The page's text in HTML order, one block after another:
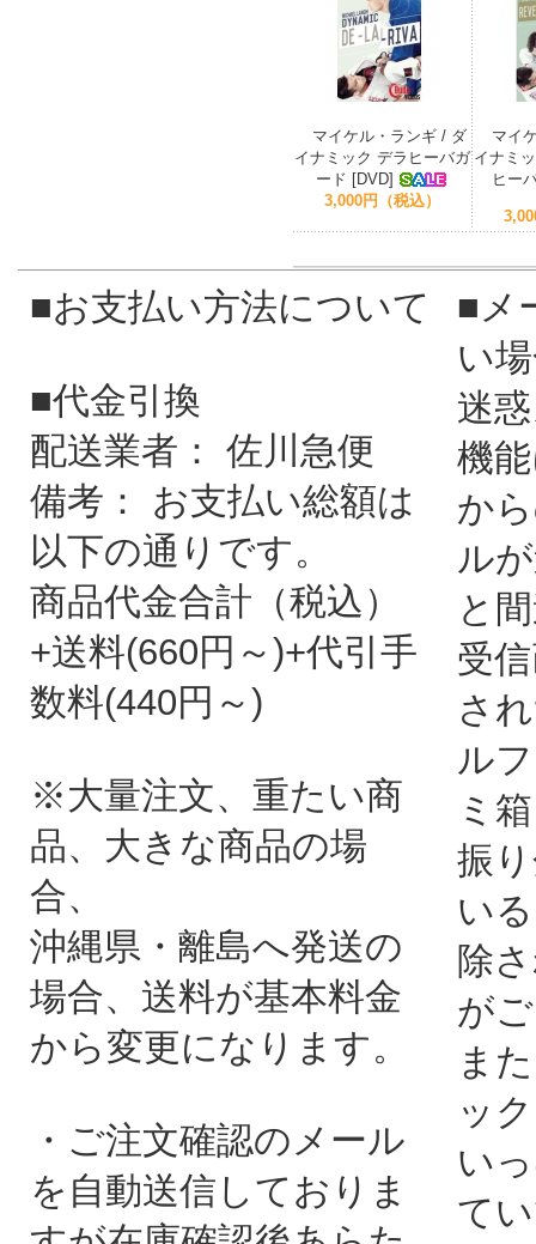
マイケル・ランギ / ダ
イナミック デラヒーバガ
ード [DVD]
3,000円（税込）
マイ
イナミ
ヒー
■お支払い方法について
■代金引換
配送業者： 佐川急便
備考： お支払い総額は
以下の通りです。
商品代金合計（税込）
+送料(660円～)+代引手
数料(440円～)
※大量注文、重たい商
品、大きな商品の場
合、
沖縄県・離島へ発送の
場合、送料が基本料金
から変更になります。
・ご注文確認のメール
を自動送信しておりま
■メ
い
迷
機
か
ル
と
受
さ
ル
ミ
振
い
除
が
ま
ッ
い
て